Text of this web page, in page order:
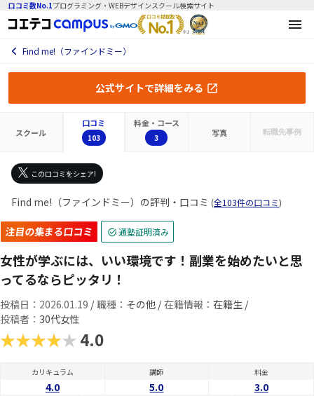
口コミ数No.1プログラミング・WEBデザインスクール検索サイト
Find me!（ファインドミー）
公式サイトで詳細をみる
スクール
口コミ
103
料金・コース
3 写真 転職先事例
この口コミをシェア!
Find me!（ファインドミー）の評判・口コミ (全103件の口コミ)
注目の集まる口コミ 通塾証明済み
女性が学ぶには、いい環境です！副業を始めたいと思
ってるならピッタリ！
投稿日：2026.01.19 / 職種： その他 / 在籍情報： 在籍生 /
投稿者： 30代女性
★★★★★4.0
カリキュラム
4.0
講師
5.0
料金
3.0